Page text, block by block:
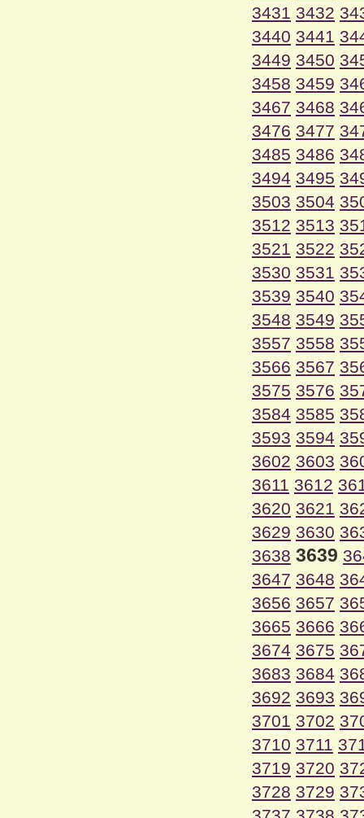
3431 3432
3440 3441
3449 3450
3458 3459
3467 3468
3476 3477
3485 3486
3494 3495
3503 3504
3512 3513
3521 3522
3530 3531
3539 3540
3548 3549
3557 3558
3566 3567
3575 3576
3584 3585
3593 3594
3602 3603
3611 3612
3620 3621
3629 3630
3638 3639
3647 3648
3656 3657
3665 3666
3674 3675
3683 3684
3692 3693
3701 3702
3710 3711
3719 3720
3728 3729